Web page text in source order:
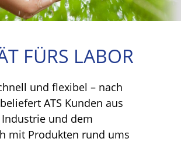
FÜRS LABOR
und flexibel – nach
ATS Kunden aus
und dem
mit Produkten rund ums